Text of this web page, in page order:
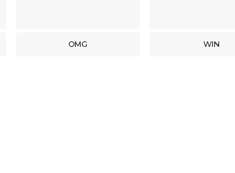
OMG WIN